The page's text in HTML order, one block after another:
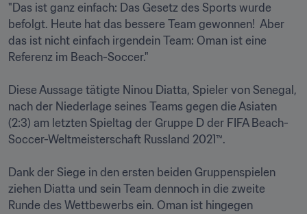
"Das ist ganz einfach: Das Gesetz des Sports wurde
befolgt. Heute hat das bessere Team gewonnen!  Aber
das ist nicht einfach irgendein Team: Oman ist eine
Referenz im Beach-Soccer."
Diese Aussage tätigte Ninou Diatta, Spieler von Senegal,
nach der Niederlage seines Teams gegen die Asiaten
(2:3) am letzten Spieltag der Gruppe D der FIFA Beach-
Soccer-Weltmeisterschaft Russland 2021™.
Dank der Siege in den ersten beiden Gruppenspielen
ziehen Diatta und sein Team dennoch in die zweite
Runde des Wettbewerbs ein. Oman ist hingegen